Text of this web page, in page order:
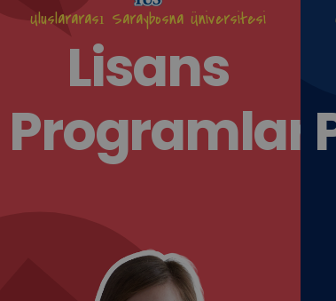
Uluslararası Saraybosna Üniversitesi
Lisans
Programları